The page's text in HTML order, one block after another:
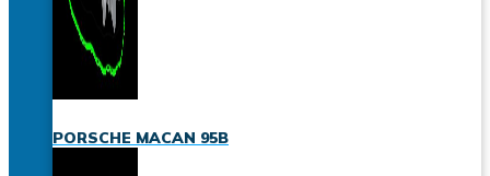
PORSCHE MACAN 95B